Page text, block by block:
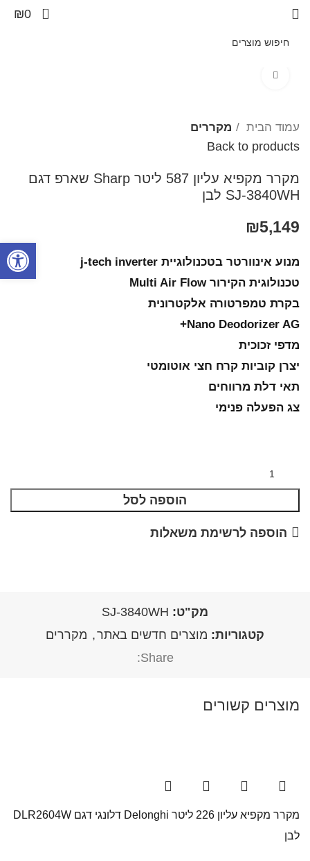
0
₪0
עמוד הבית מקררים
Back to products
מקרר מקפיא עליון 587 ליטר Sharp שארפ דגם
SJ-3840WH לבן
₪5,149
מנוע אינוורטר בטכנולוגיית j-tech inverter
טכנולוגית הקירור Multi Air Flow
בקרת טמפרטורה אלקטרונית
Nano Deodorizer AG+
מדפי זכוכית
יצרן קוביות קרח חצי אוטומטי
תאי דלת מרווחים
צג הפעלה פנימי
הוספה לסל
הוספה לרשימת משאלות
מק"ט: SJ-3840WH
קטגוריות: מוצרים חדשים באתר, מקררים
Share:
מוצרים קשורים
מקרר ‏מקפיא עליון 226 ליטר Delonghi דלונגי דגם DLR2604W
לבן
פתח